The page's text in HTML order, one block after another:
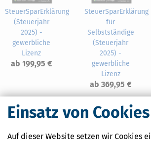
Einsatz von Cookies
Auf dieser Website setzen wir Cookies
SteuerSparErklärung
(Steuerjahr
2025) -
gewerbliche
Lizenz
ab 199,95 €
SteuerSparErklärung
für
Selbstständige
(Steuerjahr
2025) -
gewerbliche
Lizenz
ab 369,95 €
Nahe Finanzämter